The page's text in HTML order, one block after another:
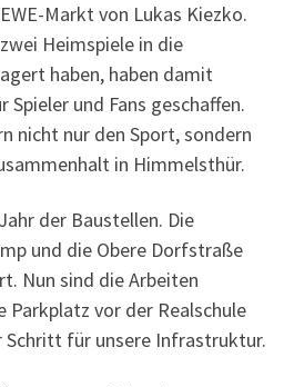
Markt von Lukas Kiezko.
Heimspiele in die
haben, haben damit
Spieler und Fans geschaffen.
nicht nur den Sport, sondern
in Himmelsthür.
der Baustellen. Die
und die Obere Dorfstraße
Nun sind die Arbeiten
Parkplatz vor der Realschule
für unsere Infrastruktur.